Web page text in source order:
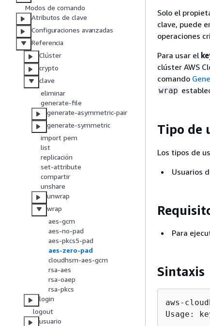
Modos de comando
Atributos de clave
Configuraciones avanzadas
Referencia
Clúster
crypto
clave
eliminar
generate-file
generate-asymmetric-pair
generate-symmetric
import pem
list
replicación
set-attribute
compartir
unshare
unwrap
wrap
aes-gcm
aes-no-pad
aes-pkcs5-pad
aes-zero-pad
cloudhsm-aes-gcm
rsa-aes
rsa-oaep
rsa-pkcs
login
logout
usuario
Solo el
clave, puede
operaciones
Para usar el
clúster AWS
comando
wrap
Tipo de
Los tipos de
Usuarios
Para
Sintaxis
aws-
Usage: